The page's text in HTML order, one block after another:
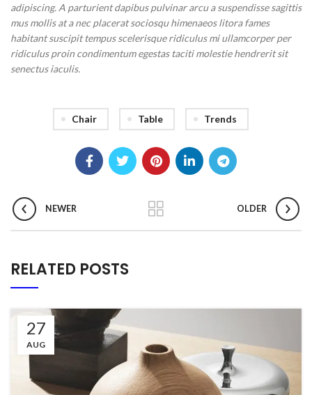
adipiscing. A parturient dapibus pulvinar arcu a suspendisse sagittis
mus mollis at a nec placerat sociosqu himenaeos litora fames
habitant suscipit tempus scelerisque ridiculus mi ullamcorper per
ridiculus proin condimentum egestas taciti molestie hendrerit sit
senectus iaculis.
Chair Table Trends
NEWER OLDER
RELATED POSTS
27
AUG